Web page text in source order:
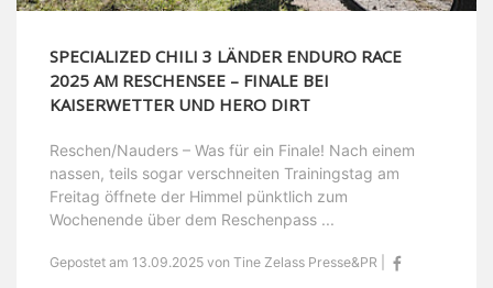
SPECIALIZED CHILI 3 LÄNDER ENDURO RACE
2025 AM RESCHENSEE – FINALE BEI
KAISERWETTER UND HERO DIRT
Reschen/Nauders – Was für ein Finale! Nach einem
nassen, teils sogar verschneiten Trainingstag am
Freitag öffnete der Himmel pünktlich zum
Wochenende über dem Reschenpass ...
Gepostet am 13.09.2025 von Tine Zelass Presse&PR |